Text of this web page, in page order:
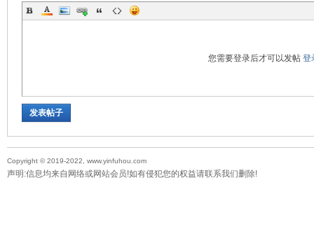
您需要登录后才可以发帖 登
发表帖子
Copyright © 2019-2022, www.yinfuhou.com
声明:信息均来自网络或网站会员!如有侵犯您的权益请联系我们删除!